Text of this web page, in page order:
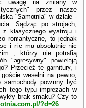
uwagę na zmiany w
przez nasze
"Samotnia" w dziale -
Sądząc po strojach,
z klasycznego wystroju i
romantyczne, to jednak
i nie ma absolutnie nic
, którzy nie potrafią
"agresywny" powielają
Przecież te garnitury, i
weselni na pewno,
powinny być
tego typu imprezach w
brak smaku? Czy to
?d=26